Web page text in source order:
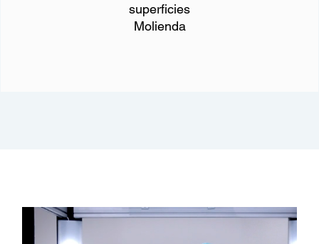
superficies
Molienda